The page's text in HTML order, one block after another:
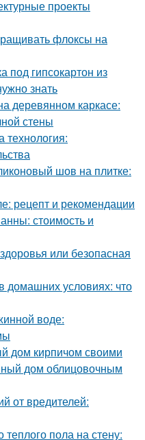
проекты
флоксы на
под гипсокартон из
знать
деревянном каркасе:
стены
технология:
шов на плитке:
рецепт и рекомендации
стоимость и
или безопасная
домашних условиях: что
воде:
дом кирпичом своими
дом облицовочным
от вредителей:
теплого пола на стену: